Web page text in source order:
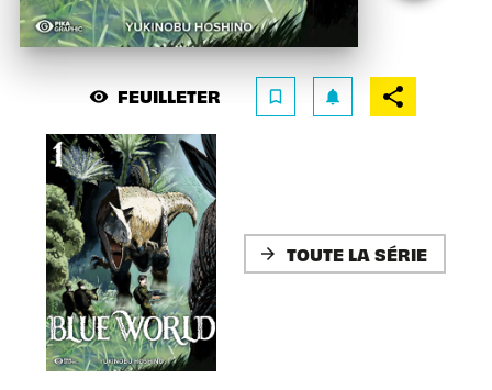
visibility FEUILLETER bookmark_border notifications
arrow_forward TOUTE LA SÉRIE